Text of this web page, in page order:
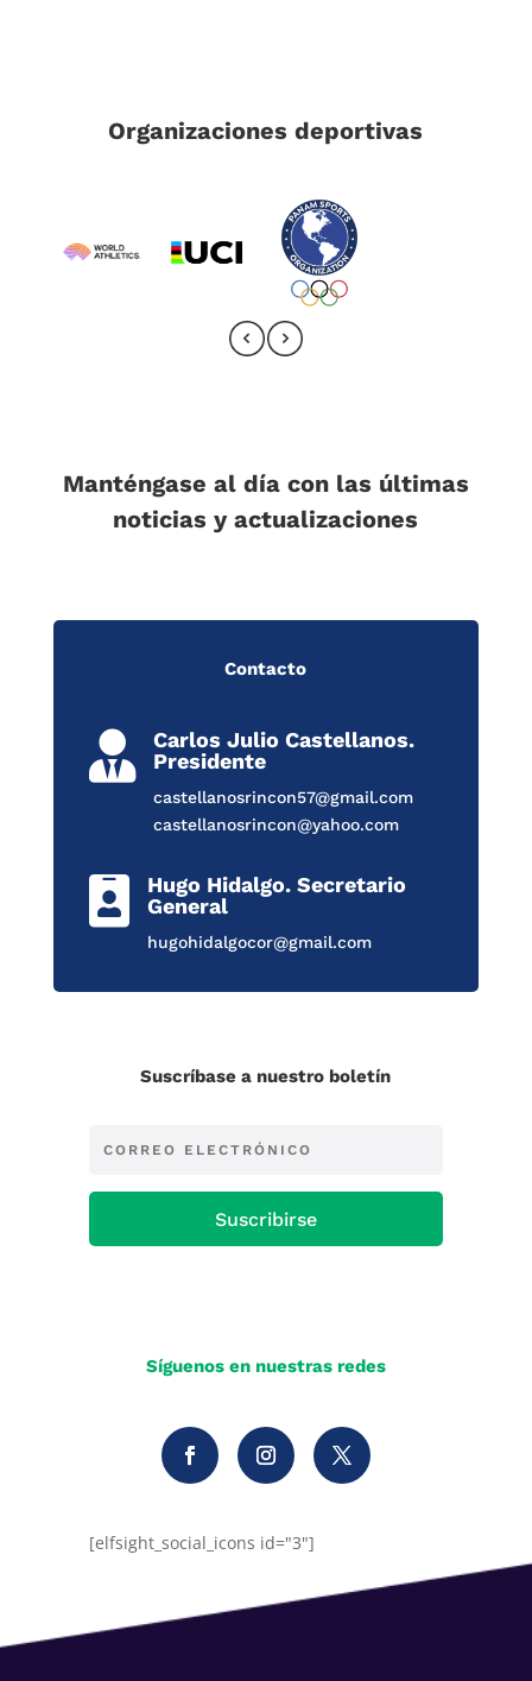
Organizaciones deportivas
Manténgase al día con las últimas
noticias y actualizaciones
Contacto

Carlos Julio Castellanos.
Presidente
castellanosrincon57@gmail.com
castellanosrincon@yahoo.com

Hugo Hidalgo. Secretario
General
hugohidalgocor@gmail.com
Suscríbase a nuestro boletín
Suscribirse
Síguenos en nuestras redes
[elfsight_social_icons id="3"]